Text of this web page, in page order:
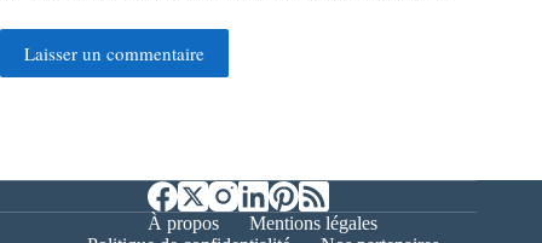
Laisser un commentaire
À propos
Mentions légales